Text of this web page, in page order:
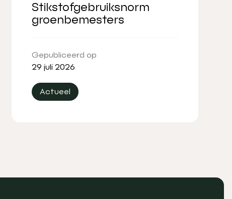
Stikstofgebruiksnorm
groenbemesters
Gepubliceerd op
29 juli 2026
Actueel